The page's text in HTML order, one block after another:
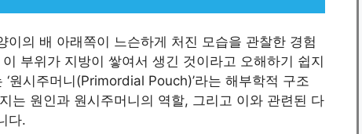
의 배 아래쪽이 느슨하게 처진 모습을 관찰한 경험
부위가 지방이 쌓여서 생긴 것이라고 오해하기 쉽지
원시주머니(Primordial Pouch)’라는 해부학적 구조
는 원인과 원시주머니의 역할, 그리고 이와 관련된 다
다.